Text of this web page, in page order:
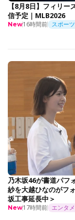
【8月8日】フィリ
信予定｜MLB2026
New16時間前 スポーツ
乃木坂46が書道パフ
紗を大越ひなのがフ
坂工事延長中＞
New17時間前 エンタメ